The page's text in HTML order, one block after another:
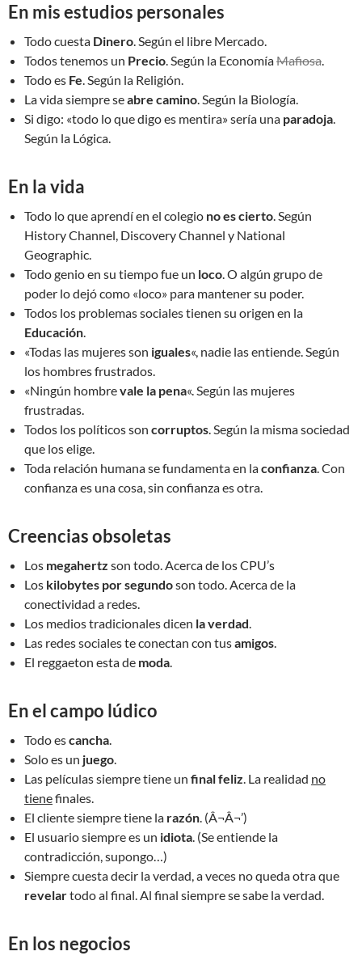
En mis estudios personales
Todo cuesta Dinero. Según el libre Mercado.
Todos tenemos un Precio. Según la EconomíaMafiosa.
Todo es Fe. Según la Religión.
La vida siempre seabre camino. Según la Biología.
Si digo: «todo lo que digo es mentira» sería una paradoja.
Según la Lógica.
En la vida
Todo lo que aprendí en el colegio no es cierto. Según
History Channel, Discovery Channel y National
Geographic.
Todo genio en su tiempo fue un loco. O algún grupo de
poder lo dejó como «loco» para mantener su poder.
Todos los problemas sociales tienen su origen en la
Educación.
«Todas las mujeres son iguales«, nadie las entiende. Según
los hombres frustrados.
«Ningún hombrevale la pena«. Según las mujeres
frustradas.
Todos los políticos son corruptos. Según la misma sociedad
que los elige.
Toda relación humana se fundamenta en laconfianza. Con
confianza es una cosa, sin confianza es otra.
Creencias obsoletas
Los megahertz son todo. Acerca de los CPU’s
Los kilobytes por segundoson todo. Acerca de la
conectividad a redes.
Los medios tradicionales dicen la verdad.
Las redes sociales te conectan con tusamigos.
El reggaeton esta de moda.
En el campo lúdico
Todo escancha.
Solo es un juego.
Las películas siempre tiene un final feliz. La realidad no
tienefinales.
El cliente siempre tiene la razón. (Â¬Â¬’)
El usuario siempre es un idiota. (Se entiende la
contradicción, supongo…)
Siempre cuesta decir la verdad, a veces no queda otra que
revelartodo al final. Al final siempre se sabe la verdad.
En los negocios